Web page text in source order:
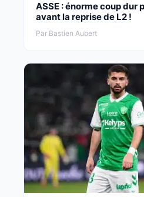
ASSE : énorme coup dur
avant la reprise de L2 !
Par Bastien Aubert